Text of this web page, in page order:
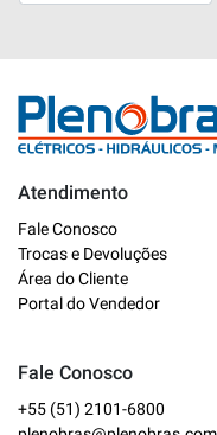
Atendimento
Fale Conosco
Trocas e Devoluções
Área do Cliente
Portal do Vendedor
Fale Conosco
+55 (51) 2101-6800
Plenobras
encontra toda a linha
elétricos, hidráulicos e